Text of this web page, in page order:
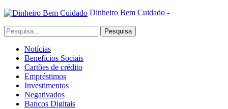
Dinheiro Bem Cuidado -
Notícias
Benefícios Sociais
Cartões de crédito
Empréstimos
Investimentos
Negativados
Bancos Digitais